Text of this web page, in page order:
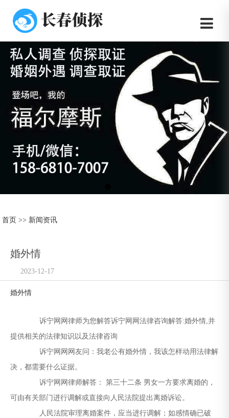
首页 >> 新闻资讯
婚外情
2023-12-17
婚外情
诉宁网网律师为您解答诉宁网网法律咨询解答:婚外情,并
提供相关的法律知识以及法律咨询
诉宁网网网友问：我老公有婚外情，我该怎样动用法律解
决，都需要什么证据。
诉宁网网律师解答： 第三十二条 男女一方要求离婚的，
可由有关部门进行调解或直接向人民法院提出离婚诉讼。
人民法院审理离婚案件，应当进行调解；如感情确已破